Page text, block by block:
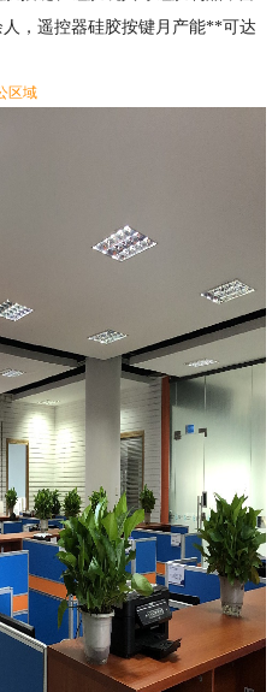
，遥控器硅胶按键月产能**可达
区域